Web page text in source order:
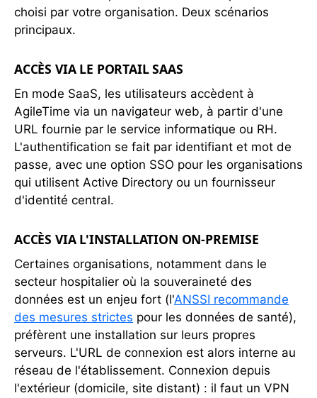
choisi par votre organisation. Deux scénarios
principaux.
ACCÈS VIA LE PORTAIL SAAS
En mode SaaS, les utilisateurs accèdent à
AgileTime via un navigateur web, à partir d'une
URL fournie par le service informatique ou RH.
L'authentification se fait par identifiant et mot de
passe, avec une option SSO pour les organisations
qui utilisent Active Directory ou un fournisseur
d'identité central.
ACCÈS VIA L'INSTALLATION ON-PREMISE
Certaines organisations, notamment dans le
secteur hospitalier où la souveraineté des
données est un enjeu fort (l'ANSSI recommande
des mesures strictes pour les données de santé),
préfèrent une installation sur leurs propres
serveurs. L'URL de connexion est alors interne au
réseau de l'établissement. Connexion depuis
l'extérieur (domicile, site distant) : il faut un VPN